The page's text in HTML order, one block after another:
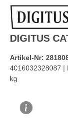
DIGITUS
Artikel-Nr:
4016032328087 |
kg